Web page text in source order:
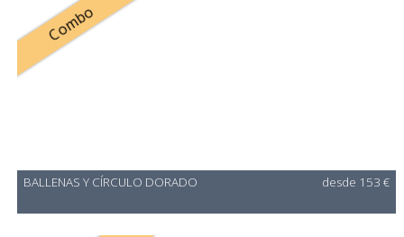
Combo
BALLENAS Y CÍRCULO DORADO desde 153 €